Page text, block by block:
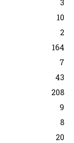
3
10
2
164
7
43
208
9
8
20